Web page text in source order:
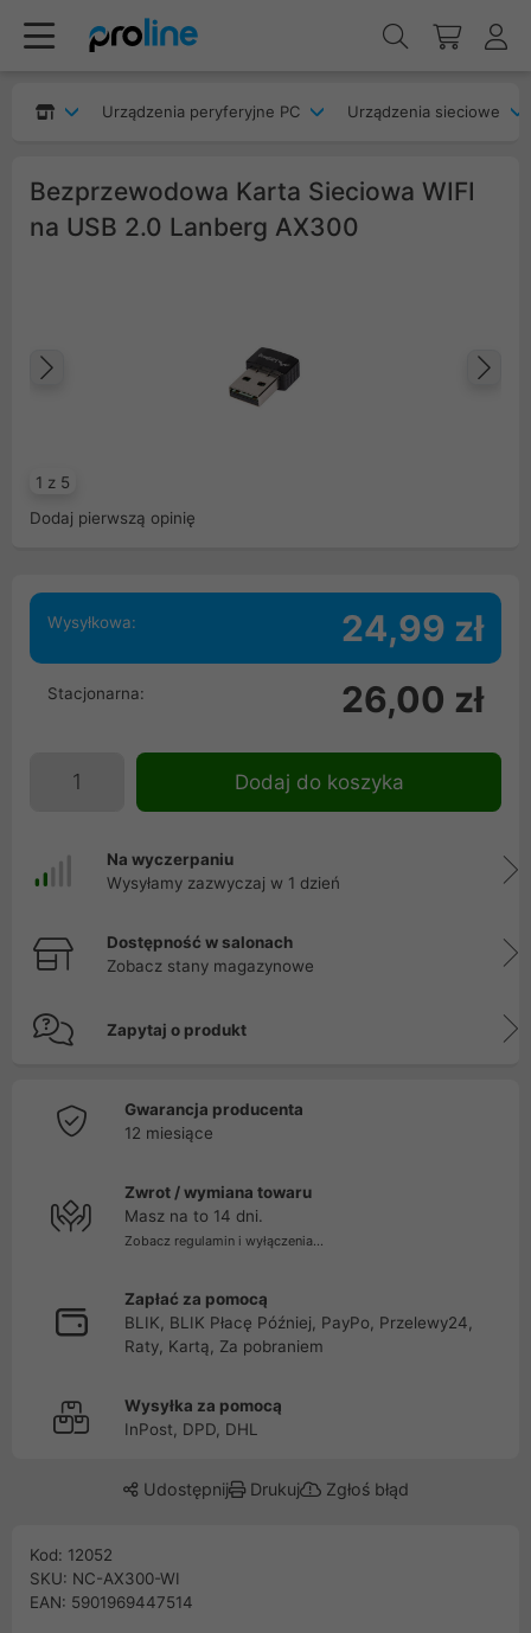
Urządzenia peryferyjne PC Urządzenia sieciowe
Bezprzewodowa Karta Sieciowa WIFI
na USB 2.0 Lanberg AX300
1 z 5
Dodaj pierwszą opinię
Wysyłkowa: 24,99 zł
Stacjonarna: 26,00 zł
Dodaj do koszyka
Na wyczerpaniu
Wysyłamy zazwyczaj w 1 dzień
Dostępność w salonach
Zobacz stany magazynowe
Zapytaj o produkt
Gwarancja producenta
12 miesiące
Zwrot / wymiana towaru
Masz na to 14 dni.
Zobacz regulamin i wyłączenia...
Zapłać za pomocą
BLIK, BLIK Płacę Później, PayPo, Przelewy24,
Raty, Kartą, Za pobraniem
Wysyłka za pomocą
InPost, DPD, DHL
Udostępnij Drukuj Zgłoś błąd
Kod: 12052
SKU: NC-AX300-WI
EAN: 5901969447514